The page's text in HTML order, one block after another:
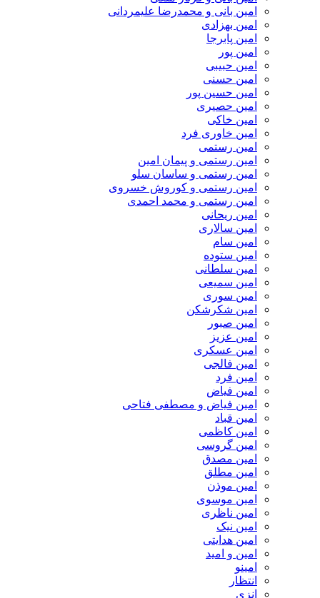
امین بانی و محمدرضا علیمردانی
امین بهزادی
امین پابرجا
امین پور
امین حبیبی
امین حسنی
امین حسین پور
امین حصیری
امین خاکی
امین خاوری فرد
امین رستمی
امین رستمی و پیمان امین
امین رستمی و ساسان سلو
امین رستمی و کوروش خسروی
امین رستمی و محمد احمدی
امین ریحانی
امین سالاری
امین سام
امین ستوده
امین سلطانی
امین سمیعی
امین سوری
امین شکرشکن
امین صبور
امین عزیز
امین عسکری
امین فالجی
امین فرد
امین فیاض
امین فیاض و مصطفی فتاحی
امین قباد
امین کاظمی
امین گروسی
امین مصدق
امین مطلق
امین موذن
امین موسوی
امین ناظری
امین نیک
امین هدایتی
امین و امید
امینو
انتظار
انزی